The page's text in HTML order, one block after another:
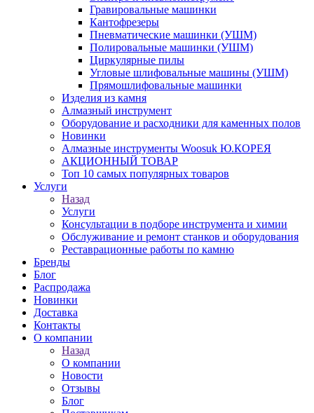
Гравировальные машинки
Кантофрезеры
Пневматические машинки (УШМ)
Полировальные машинки (УШМ)
Циркулярные пилы
Угловые шлифовальные машины (УШМ)
Прямошлифовальные машинки
Изделия из камня
Алмазный инструмент
Оборудование и расходники для каменных полов
Новинки
Алмазные инструменты Woosuk Ю.КОРЕЯ
АКЦИОННЫЙ ТОВАР
Топ 10 самых популярных товаров
Услуги
Назад
Услуги
Консультации в подборе инструмента и химии
Обслуживание и ремонт станков и оборудования
Реставрационные работы по камню
Бренды
Блог
Распродажа
Новинки
Доставка
Контакты
О компании
Назад
О компании
Новости
Отзывы
Блог